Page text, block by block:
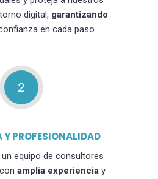
digital, garantizando
en cada paso.
2
Y PROFESIONALIDAD
equipo de consultores
amplia experienciay